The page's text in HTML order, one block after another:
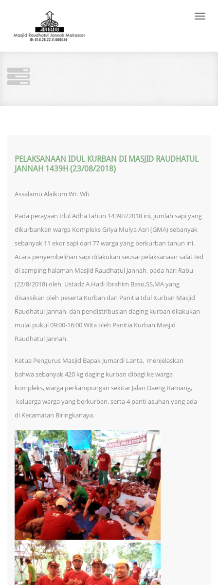
Toggle
PELAKSANAAN IDUL KURBAN DI MASJID RAUDHATUL
JANNAH 1439H (23/08/2018)
Assalamu Alaikum Wr. Wb
Pada perayaan Idul Adha tahun 1439H/2018 ini, jumlah sapi yang
dikurbankan warga Kompleks Griya Mulya Asri (GMA) sebanyak
sebanyak 11 ekor sapi dari 77 warga yang berkurban tahun ini.
Acara penyembelihan sapi dilakukan seusai pelaksanaan salat Ied
di samping halaman Masjid Raudhatul Jannah, pada hari Rabu
(22/8/2018) oleh Ustadz A.Hadi Ibrahim Baso,SS,MA yang
disaksikan oleh peserta Kurban dan Panitia Idul Kurban Masjid
Raudhatul Jannah, dan pendistribusian daging kurban dilakukan
mulai pukul 09:00-16:00 Wita oleh Panitia Kurban Masjid
Raudhatul Jannah.
Ketua Pengurus Masjid Bapak Jumardi Lanta, menjelaskan
bahwa sebanyak 420 kg daging kurban dibagi ke warga
kompleks, warga perkampungan sekitar Jalan Daeng Ramang,
keluarga warga yang berkurban, serta 4 panti asuhan yang ada
di Kecamatan Biringkanaya.